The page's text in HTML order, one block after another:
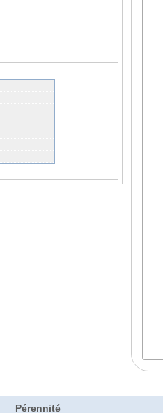
Pérennité